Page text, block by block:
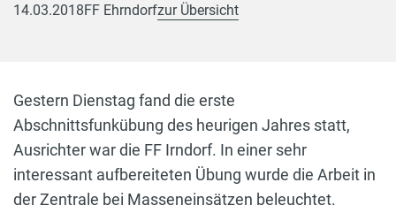
14.03.2018FF Ehrndorfzur Übersicht
Gestern Dienstag fand die erste
Abschnittsfunkübung des heurigen Jahres statt,
Ausrichter war die FF Irndorf. In einer sehr
interessant aufbereiteten Übung wurde die Arbeit in
der Zentrale bei Masseneinsätzen beleuchtet.